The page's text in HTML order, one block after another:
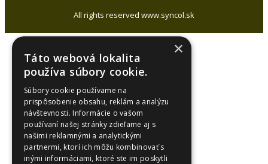
All rights reserved www.syncol.sk
×
Táto webová lokalita
používa súbory cookie.
Súbory cookie používame na
prispôsobenie obsahu, reklám a analýzu
návštevnosti. Informácie o vašom
používaní našej stránky zdieľame aj s
našimi reklamnými a analytickými
partnermi, ktorí ich môžu kombinovať s
inými informáciami, ktoré ste im poskytli